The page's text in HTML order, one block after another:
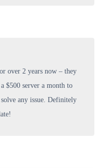
over 2 years now – they
$500 server a month to
any issue. Definitely